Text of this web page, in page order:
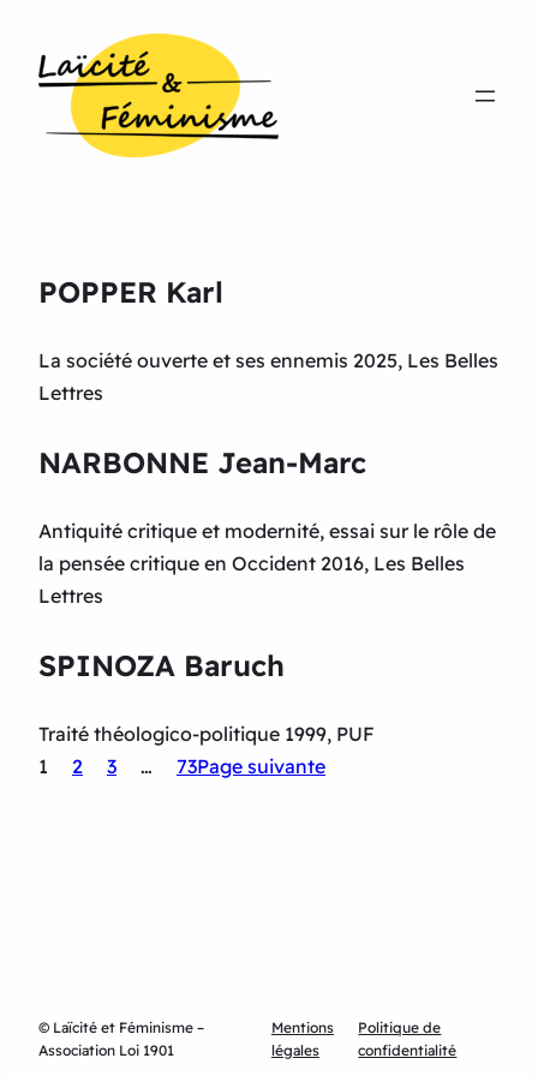
POPPER Karl
La société ouverte et ses ennemis 2025, Les Belles
Lettres
NARBONNE Jean-Marc
Antiquité critique et modernité, essai sur le rôle de
la pensée critique en Occident 2016, Les Belles
Lettres
SPINOZA Baruch
Traité théologico-politique 1999, PUF
1
2 3 … 73Page suivante
© Laïcité et Féminisme –
Association Loi 1901
Mentions
légales
Politique de
confidentialité